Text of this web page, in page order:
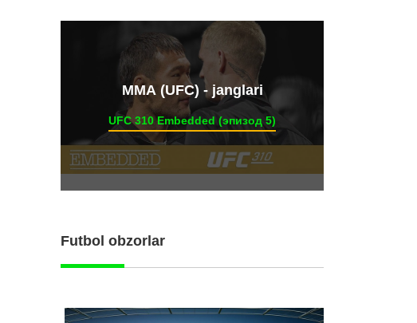
ММА (UFC) - janglari
UFC 310 Embedded (эпизод 5)
Futbol obzorlar